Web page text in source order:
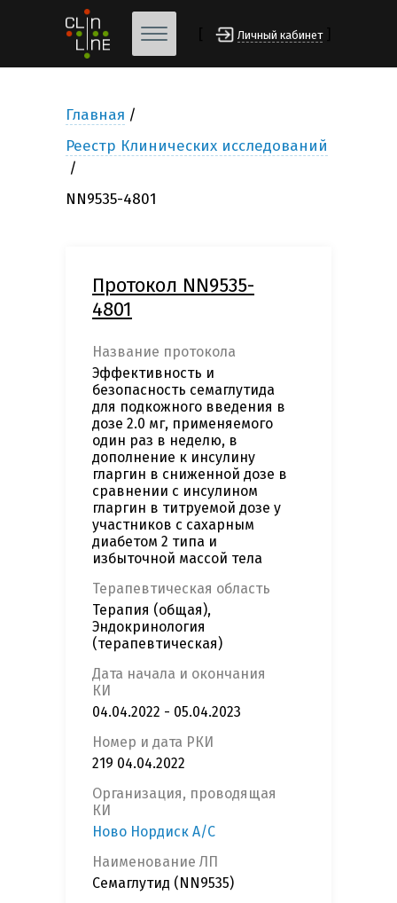
Личный кабинет
Главная
Реестр Клинических исследований
NN9535-4801
Протокол NN9535-
4801
Название протокола
Эффективность и
безопасность семаглутида
для подкожного введения в
дозе 2.0 мг, применяемого
один раз в неделю, в
дополнение к инсулину
гларгин в сниженной дозе в
сравнении с инсулином
гларгин в титруемой дозе у
участников с сахарным
диабетом 2 типа и
избыточной массой тела
Терапевтическая область
Терапия (общая),
Эндокринология
(терапевтическая)
Дата начала и окончания
КИ
04.04.2022 - 05.04.2023
Номер и дата РКИ
219 04.04.2022
Организация, проводящая
КИ
Ново Нордиск А/С
Наименование ЛП
Семаглутид (NN9535)